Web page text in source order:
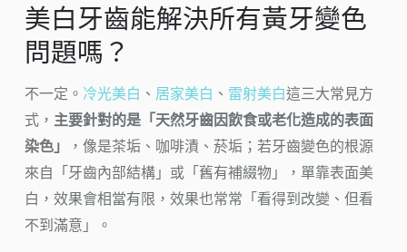
美白牙齒能解決所有黃牙變色
問題嗎？
不一定。 冷光美白 、 居家美白 、 雷射美白這三大常見方
式， 主要針對的是「天然牙齒因飲食或老化造成的表面
染色」
，像是茶垢、咖啡漬、菸垢；若牙齒變色的根源
來自「牙齒內部結構」或「舊有補綴物」，單靠表面美
白，效果會相當有限，效果也常常「看得到改變、但看
不到滿意」。